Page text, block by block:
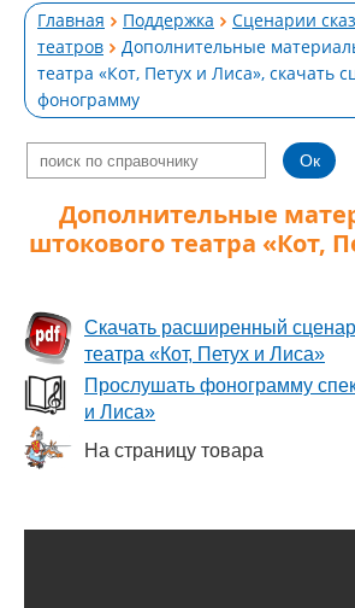
Главная Поддержка
Сценарии
театров
Дополнительные
театра «Кот, Петух и Лиса», скачать
фонограмму
Дополнительные
штокового театра «Кот,
Скачать расширенный
театра «Кот, Петух и Лиса»
Прослушать фонограмму
и Лиса»
На страницу товара